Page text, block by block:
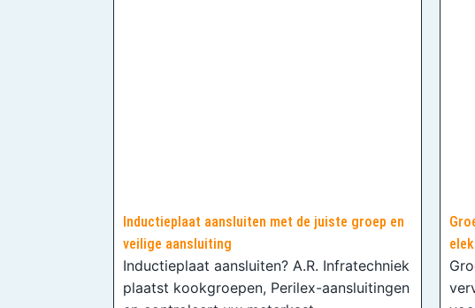
Inductieplaat aansluiten met de juiste groep en
veilige aansluiting
Inductieplaat aansluiten? A.R. Infratechniek
plaatst kookgroepen, Perilex-aansluitingen